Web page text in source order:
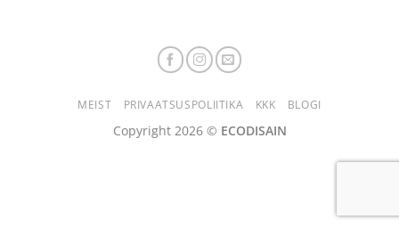
MEIST PRIVAATSUSPOLIITIKA KKK BLOGI
Copyright 2026 © ECODISAIN